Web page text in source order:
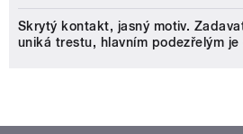
Skrytý kontakt, jasný motiv.
uniká trestu, hlavním podezřelým